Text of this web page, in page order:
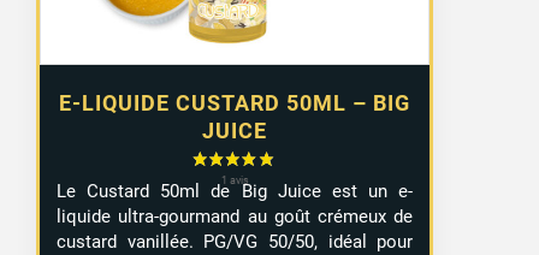
E-LIQUIDE CUSTARD 50ML – BIG
JUICE
Le Custard 50ml de Big Juice est un e-
liquide ultra-gourmand au goût crémeux de
custard vanillée. PG/VG 50/50, idéal pour